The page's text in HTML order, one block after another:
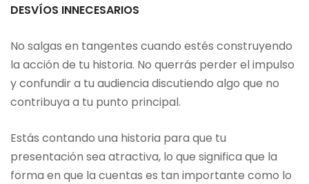
DESVÍOS INNECESARIOS
No salgas en tangentes cuando estés construyendo
la acción de tu historia. No querrás perder el impulso
y confundir a tu audiencia discutiendo algo que no
contribuya a tu punto principal.
Estás contando una historia para que tu
presentación sea atractiva, lo que significa que la
forma en que la cuentas es tan importante como lo